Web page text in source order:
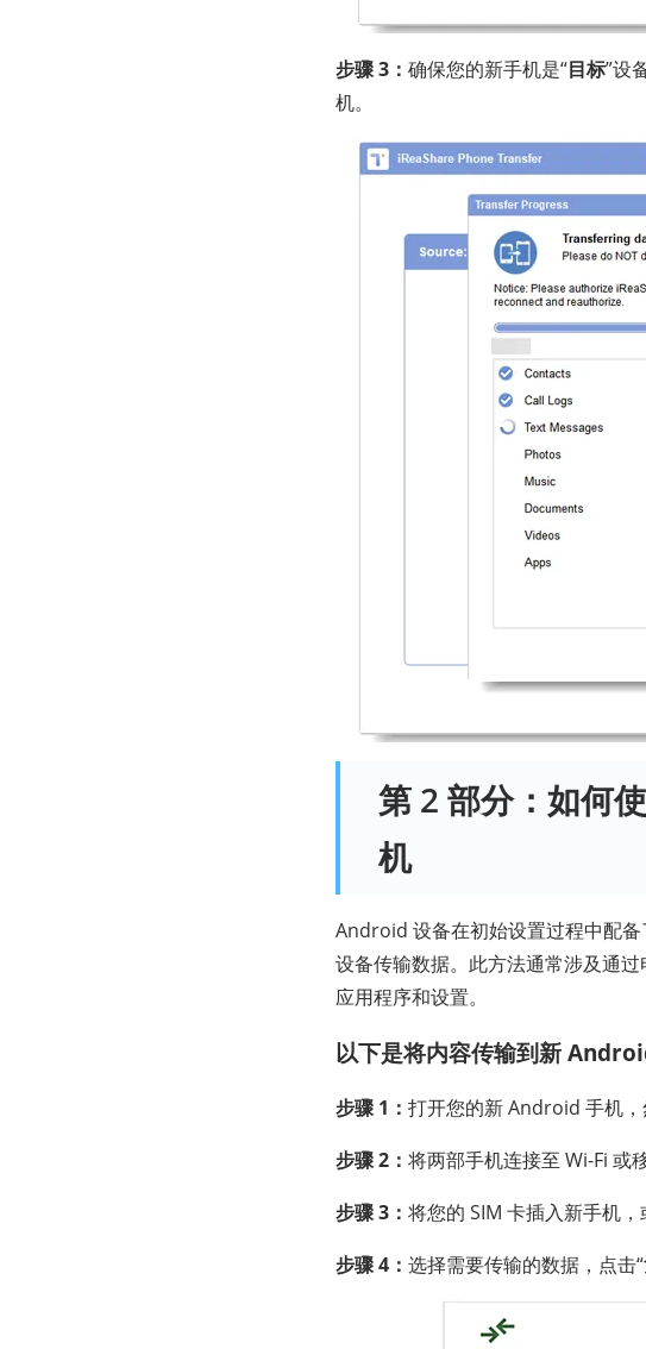
步骤 3： 确保您的新手机是“目标”设
机。
第 2 部分：如何
机
Android 设备在初始设置过程中配
设备传输数据。此方法通常涉及通
应用程序和设置。
以下是将内容传输到新
步骤 1： 打开您的新 Android 手机，
步骤 2： 将两部手机连接至 Wi-Fi 或
步骤 3： 将您的 SIM 卡插入新手机，
步骤 4： 选择需要传输的数据，点击“